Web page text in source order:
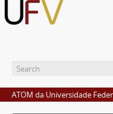
ATOM da Universidade